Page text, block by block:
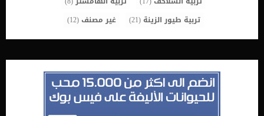
تربية طيور الزينة (21) غير مصنف(12)